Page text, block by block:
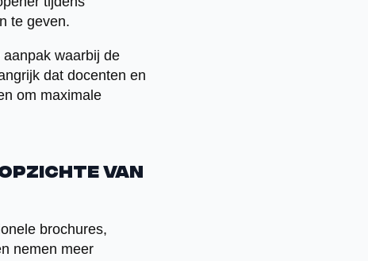
te geven.
waarbij de
dat docenten en
om maximale
van
brochures,
nemen meer